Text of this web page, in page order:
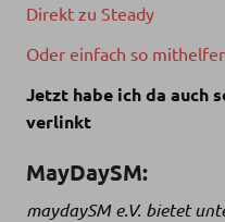
Direkt zu Steady
Oder einfach so
Jetzt habe ich da auch
verlinkt
MayDaySM:
maydaySM e.V. bietet